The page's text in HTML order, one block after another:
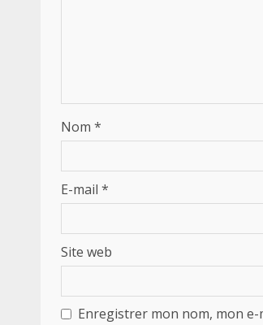
Nom *
E-mail *
Site web
Enregistrer mon nom, mon